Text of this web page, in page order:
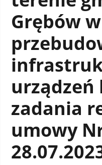
Grębów
urządzeń
zadania
umowy